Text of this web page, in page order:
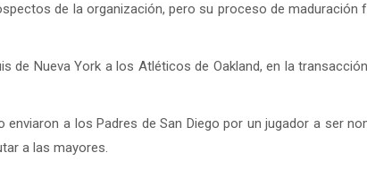
de la organización, pero su proceso de maduración
de Nueva York a los Atléticos de Oakland, en la
enviaron a los Padres de San Diego por un jugador a ser
a las mayores.